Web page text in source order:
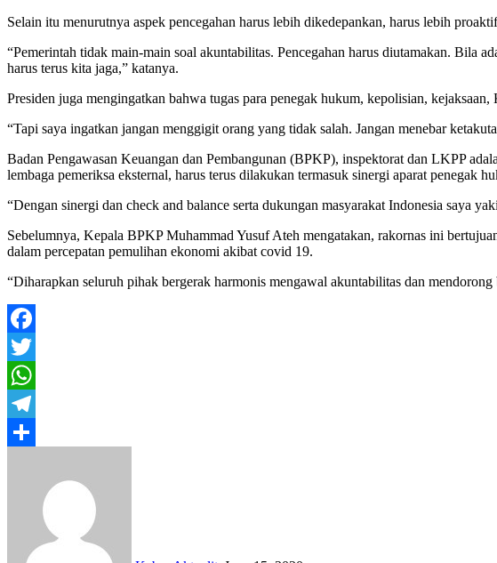
Selain itu menurutnya aspek pencegahan harus lebih dikedepankan, harus lebih
“Pemerintah tidak main-main soal akuntabilitas. Pencegahan harus diutamakan. Bila
harus terus kita jaga,” katanya.
Presiden juga mengingatkan bahwa tugas para penegak hukum, kepolisian,
“Tapi saya ingatkan jangan menggigit orang yang tidak salah. Jangan menebar
Badan Pengawasan Keuangan dan Pembangunan (BPKP), inspektorat dan LKPP
lembaga pemeriksa eksternal, harus terus dilakukan termasuk sinergi aparat penegak
“Dengan sinergi dan check and balance serta dukungan masyarakat Indonesia saya
Sebelumnya, Kepala BPKP Muhammad Yusuf Ateh mengatakan, rakornas ini
dalam percepatan pemulihan ekonomi akibat covid 19.
“Diharapkan seluruh pihak bergerak harmonis mengawal akuntabilitas dan
Facebook
Twitter
WhatsApp
Telegram